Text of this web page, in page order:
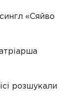
«Сяйво
розшукали